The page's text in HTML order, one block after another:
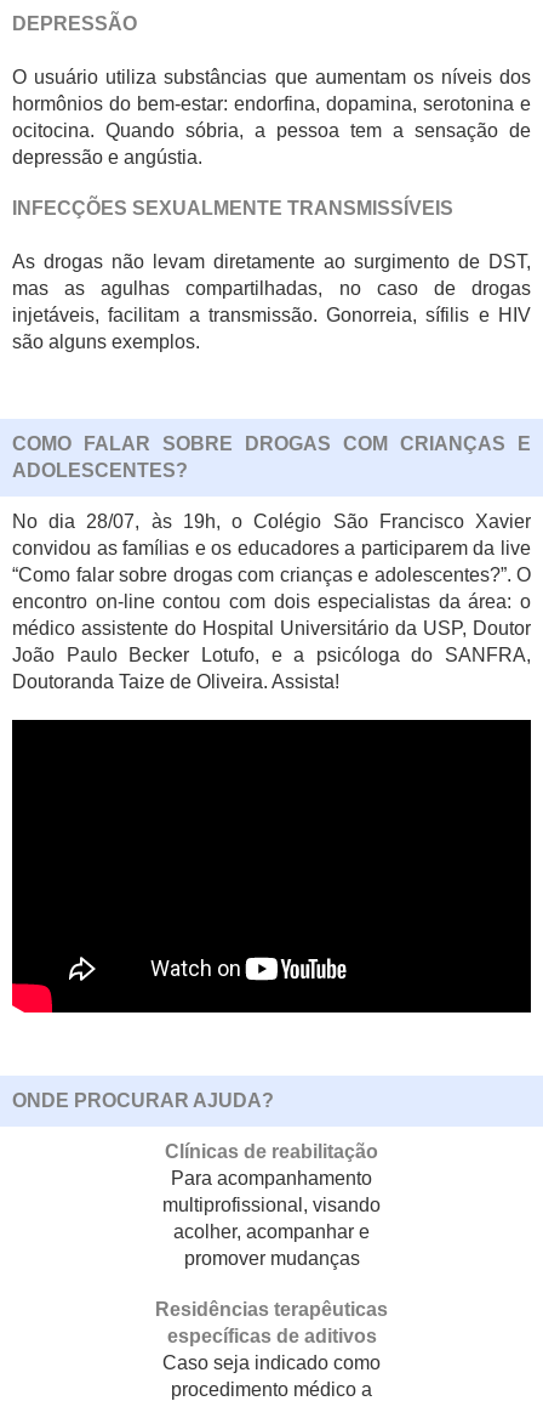
DEPRESSÃO
O usuário utiliza substâncias que aumentam os níveis dos
hormônios do bem-estar: endorfina, dopamina, serotonina e
ocitocina. Quando sóbria, a pessoa tem a sensação de
depressão e angústia.
INFECÇÕES SEXUALMENTE TRANSMISSÍVEIS
As drogas não levam diretamente ao surgimento de DST,
mas as agulhas compartilhadas, no caso de drogas
injetáveis, facilitam a transmissão. Gonorreia, sífilis e HIV
são alguns exemplos.
COMO FALAR SOBRE DROGAS COM CRIANÇAS E
ADOLESCENTES?
No dia 28/07, às 19h,o Colégio São Francisco Xavier
convidou as famílias e os educadores a participarem da live
“Como falar sobre drogas com crianças e adolescentes?”. O
encontro on-line contou com dois especialistas da área: o
médico assistente do Hospital Universitário da USP, Doutor
João Paulo Becker Lotufo, e a psicóloga do SANFRA,
Doutoranda Taize de Oliveira. Assista!
ONDE PROCURAR AJUDA?
Clínicas de reabilitação
Para acompanhamento
multiprofissional, visando
acolher, acompanhar e
promover mudanças
Residências terapêuticas
específicas de aditivos
Caso seja indicado como
procedimento médico a